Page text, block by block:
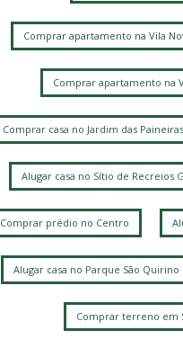
Comprar apartamento na Vila
Comprar apartamento na
Comprar casa no Jardim das Paineiras
Alugar casa no Sítio de Recreios
Comprar prédio no Centro
Alugar casa no Parque São Quirino
Comprar terreno em